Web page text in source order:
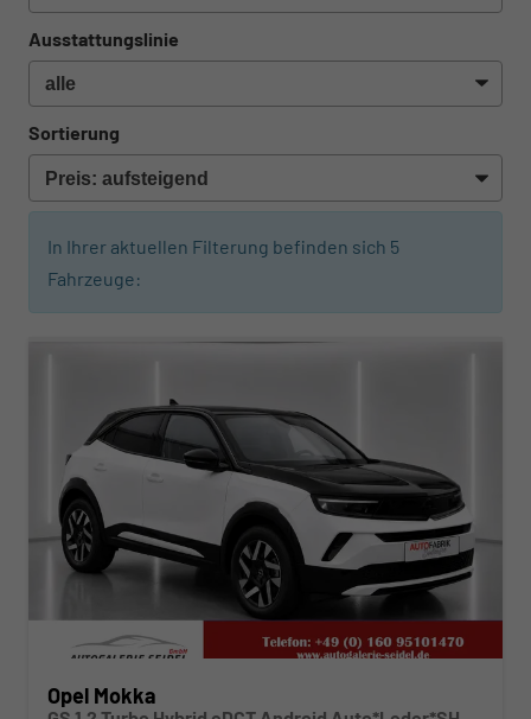
Ausstattungslinie
Sortierung
In Ihrer aktuellen Filterung befinden sich 5
Fahrzeuge:
ab 248,– € mtl.
Opel Mokka